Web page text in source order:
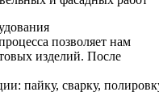
позволяет нам
изделий. После
пайку, сварку,